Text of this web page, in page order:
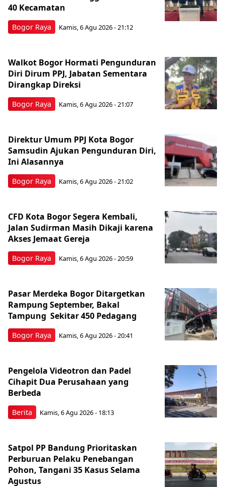
Bogor Raya
40 Kecamatan
Kamis, 6 Agu 2026 - 21:12
Bogor Raya
Walkot Bogor Hormati Pengunduran
Diri Dirum PPJ, Jabatan Sementara
Dirangkap Direksi
Kamis, 6 Agu 2026 - 21:07
Bogor Raya
Direktur Umum PPJ Kota Bogor
Samsudin Ajukan Pengunduran Diri,
Ini Alasannya
Kamis, 6 Agu 2026 - 21:02
Bogor Raya
CFD Kota Bogor Segera Kembali,
Jalan Sudirman Masih Dikaji karena
Akses Jemaat Gereja
Kamis, 6 Agu 2026 - 20:59
Bogor Raya
Pasar Merdeka Bogor Ditargetkan
Rampung September, Bakal
Tampung Sekitar 450 Pedagang
Kamis, 6 Agu 2026 - 20:41
Berita
Pengelola Videotron dan Padel
Cihapit Dua Perusahaan yang
Berbeda
Kamis, 6 Agu 2026 - 18:13
Satpol PP Bandung Prioritaskan
Perburuan Pelaku Penebangan
Pohon, Tangani 35 Kasus Selama
Agustus